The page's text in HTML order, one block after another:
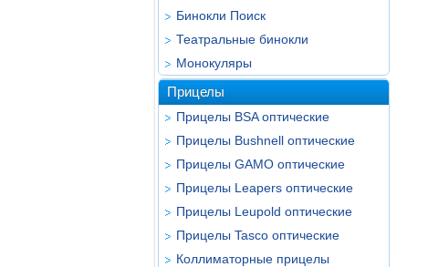
Бинокли Поиск
Театральные бинокли
Монокуляры
Прицелы
Прицелы BSA оптические
Прицелы Bushnell оптические
Прицелы GAMO оптические
Прицелы Leapers оптические
Прицелы Leupold оптические
Прицелы Tasco оптические
Коллиматорные прицелы